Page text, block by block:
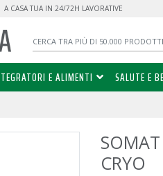
A CASA TUA IN 24/72H LAVORATIVE
E ALIMENTI SALUTE E
CRYO